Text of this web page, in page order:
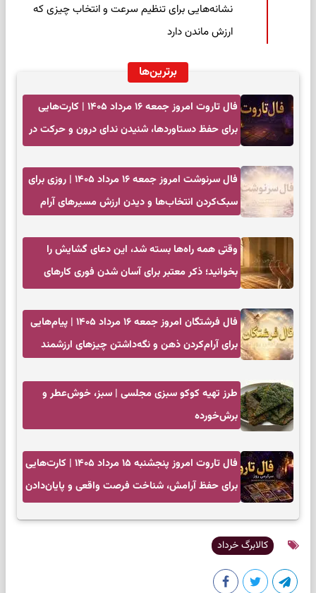
نشانه‌هایی برای تنظیم سرعت و انتخاب چیزی که
ارزش ماندن دارد
برترین‌ها
فال تاروت امروز جمعه ۱۶ مرداد ۱۴۰۵ | کارت‌هایی
برای حفظ دستاوردها، شنیدن ندای درون و حرکت در
فال سرنوشت امروز جمعه ۱۶ مرداد ۱۴۰۵ | روزی برای
سبک‌کردن انتخاب‌ها و دیدن ارزش مسیرهای آرام
وقتی همه راه‌ها بسته شد، این دعای گشایش را
بخوانید؛ ذکر معتبر برای آسان شدن فوری کارهای
فال فرشتگان امروز جمعه ۱۶ مرداد ۱۴۰۵ | پیام‌هایی
برای آرام‌کردن ذهن و نگه‌داشتن چیزهای ارزشمند
طرز تهیه کوکو سبزی مجلسی | سبز، خوش‌عطر و
برش‌خورده
فال تاروت امروز پنجشنبه ۱۵ مرداد ۱۴۰۵ | کارت‌هایی
برای حفظ آرامش، شناخت فرصت واقعی و پایان‌دادن
کالابرگ خرداد